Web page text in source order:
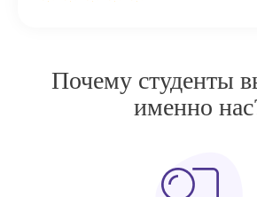
Почему студенты
именно